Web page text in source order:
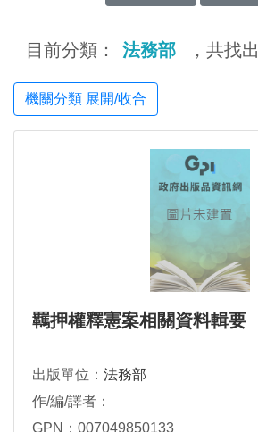
目前分類： 法務部 ，共找出
機關分類 展開/收合
羈押權釋憲案相關資料輯要
出版單位： 法務部
作/編/譯者：
GPN：007049850133